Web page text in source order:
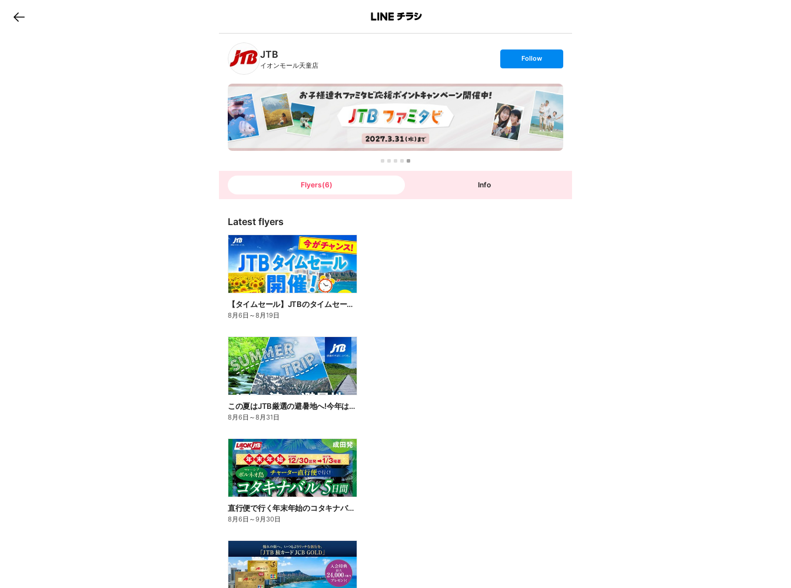
B
n
h
T
JTB
イオンモール天童店
s
t
o
w
Follow
Flyers(6) Info
Latest flyers
【タイムセール】JTBのタイムセール開催中!国内も海外も♪期間限定なのでお見逃しなく!
8月6日 ～8月19日
この夏はJTB厳選の避暑地へ!今年は、旅の目的地に「涼しさ」を選んでみませんか。割引クーポンもご用意
8月6日 ～8月31日
直行便で行く年末年始のコタキナバル。リバーサファリや2つの離島巡りなどから選べる満喫プランをご用意♪
8月6日 ～9月30日